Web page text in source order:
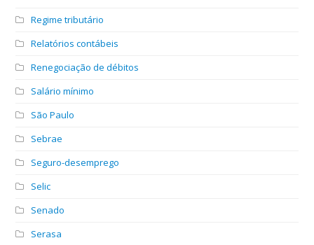
Regime tributário
Relatórios contábeis
Renegociação de débitos
Salário mínimo
São Paulo
Sebrae
Seguro-desemprego
Selic
Senado
Serasa